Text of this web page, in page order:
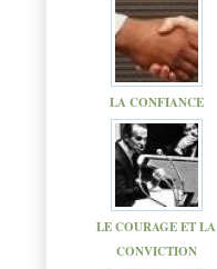
LA CONFIANCE
LE COURAGE ET LA
CONVICTION